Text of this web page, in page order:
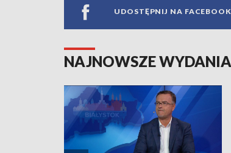
UDOSTĘPNIJ NA
NAJNOWSZE